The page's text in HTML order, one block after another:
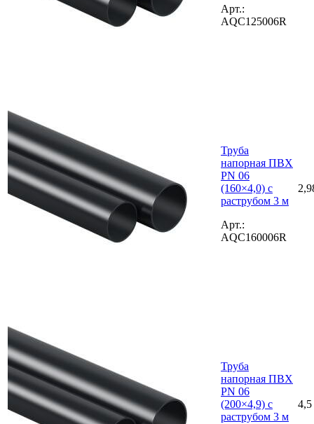
Арт.:
AQC125006R
Труба
напорная ПВХ
PN 06
(160×4,0) с
раструбом 3 м
Арт.:
AQC160006R
Труба
напорная ПВХ
PN 06
(200×4,9) с
раструбом 3 м
4,5